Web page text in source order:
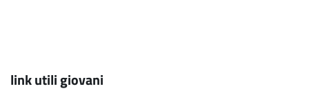
link utili giovani